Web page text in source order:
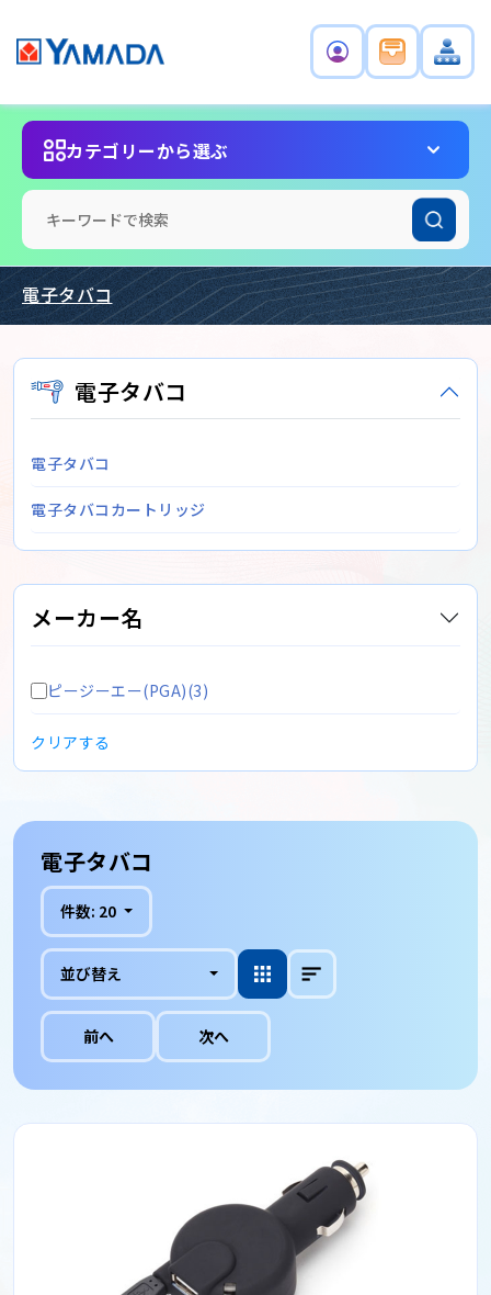
カテゴリーから選ぶ
電子タバコ
電子タバコ
電子タバコ
電子タバコカートリッジ
メーカー名
ピージーエー(PGA)(3)
クリアする
電子タバコ
件数: 20
並び替え
前へ 次へ